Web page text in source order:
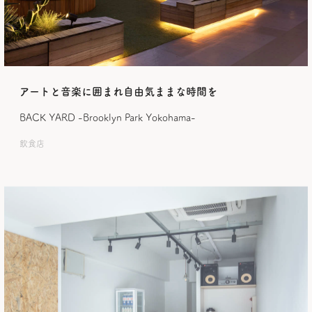
アートと音楽に囲まれ自由気ままな時間を
BACK YARD -Brooklyn Park Yokohama-
飲食店